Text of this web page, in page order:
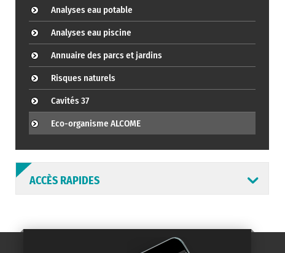
Analyses eau potable
Analyses eau piscine
Annuaire des parcs et jardins
Risques naturels
Cavités 37
Eco-organisme ALCOME
ACCÈS RAPIDES